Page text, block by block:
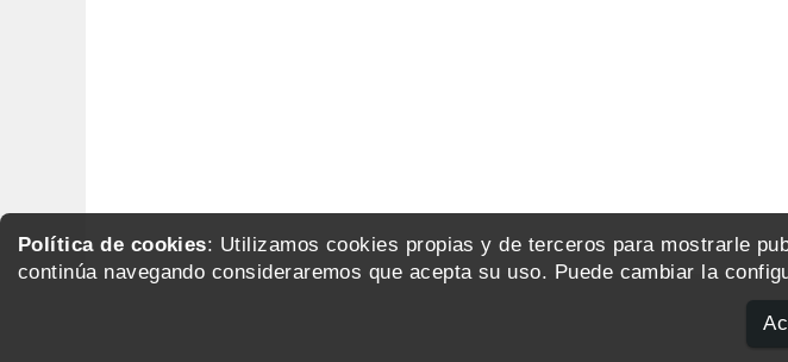
Política de cookies: Utilizamos cookies propias y de terceros para mostrarle
continúa navegando consideraremos que acepta su uso. Puede cambiar la